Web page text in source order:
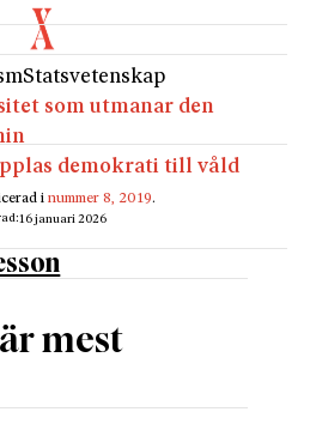
Statsvetenskap
som utmanar den
demokrati till våld
inummer 8, 2019.
16 januari 2026
mest